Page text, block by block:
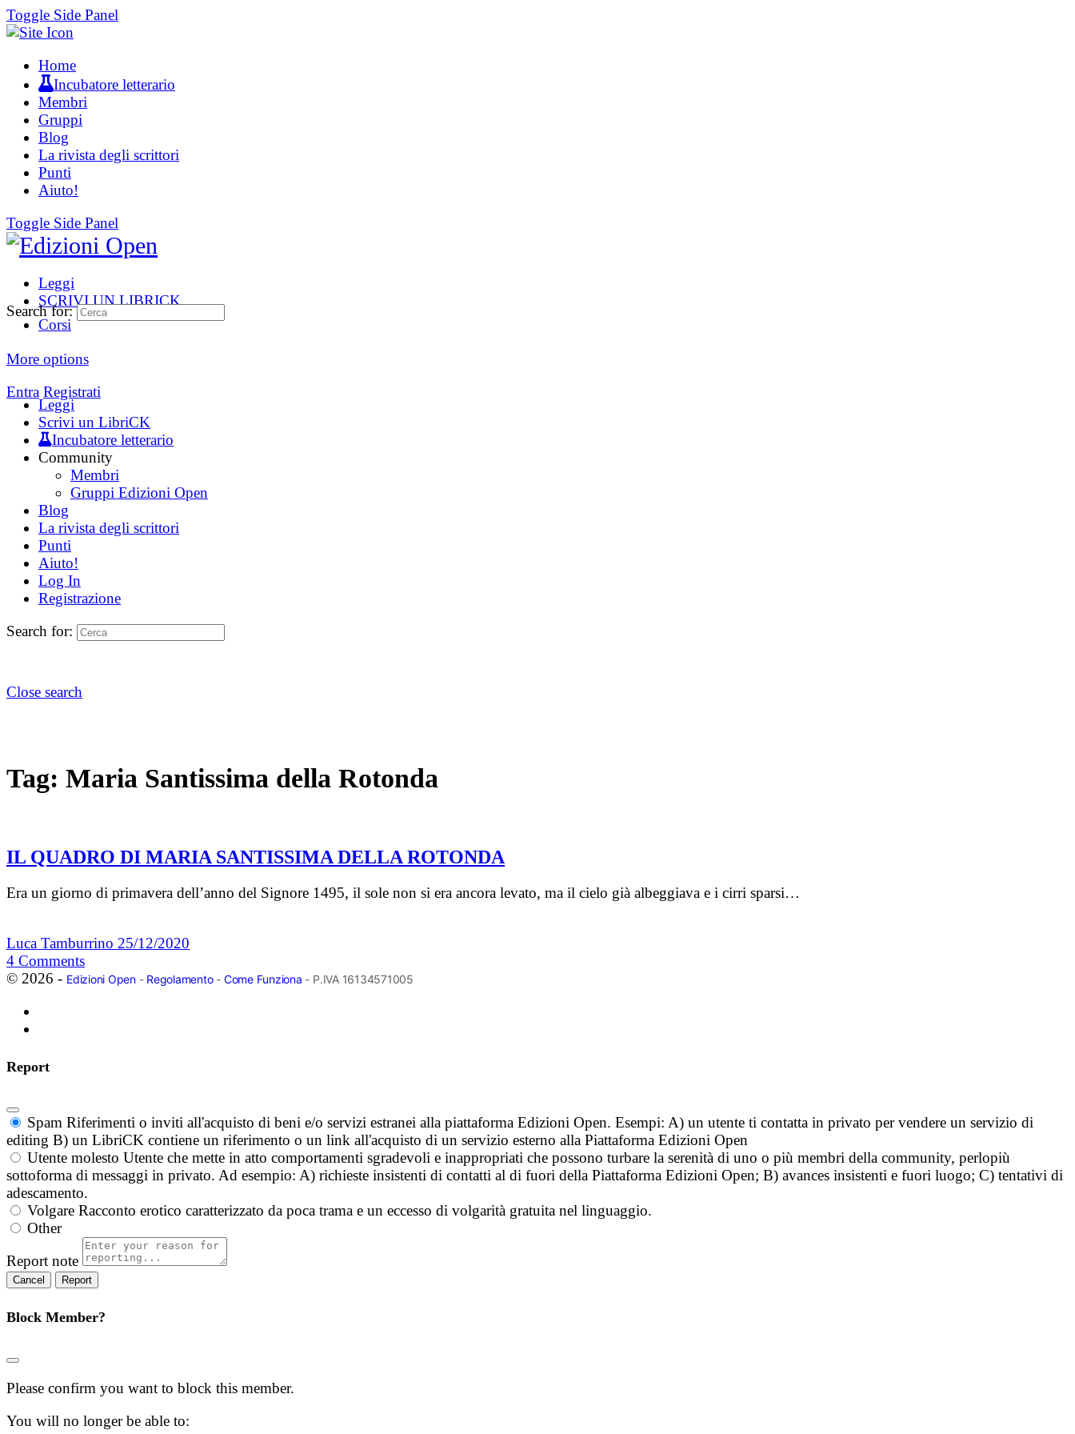
Toggle Side Panel
Home
Incubatore letterario
Membri
Gruppi
Blog
La rivista degli scrittori
Punti
Aiuto!
Toggle Side Panel
Leggi
SCRIVI UN LIBRICK
Corsi
More options
Entra Registrati
Search for:
Leggi
Scrivi un LibriCK
Incubatore letterario
Community
Membri
Gruppi Edizioni Open
Blog
La rivista degli scrittori
Punti
Aiuto!
Log In
Registrazione
Search for:
Close search
Tag: Maria Santissima della Rotonda
IL QUADRO DI MARIA SANTISSIMA DELLA ROTONDA
Era un giorno di primavera dell’anno del Signore 1495, il sole non si era ancora levato, ma il cielo già albeggiava e i cirri sparsi…
Luca Tamburrino 25/12/2020
4 Comments
© 2026 - Edizioni Open- Regolamento- Come Funziona - P.IVA 16134571005
Report
Spam Riferimenti o inviti all'acquisto di beni e/o servizi estranei alla piattaforma Edizioni Open. Esempi: A) un utente ti contatta in privato per vendere un servizio di
editing B) un LibriCK contiene un riferimento o un link all'acquisto di un servizio esterno alla Piattaforma Edizioni Open
Utente molesto Utente che mette in atto comportamenti sgradevoli e inappropriati che possono turbare la serenità di uno o più membri della community, perlopiù
sottoforma di messaggi in privato. Ad esempio: A) richieste insistenti di contatti al di fuori della Piattaforma Edizioni Open; B) avances insistenti e fuori luogo; C) tentativi di
adescamento.
Volgare Racconto erotico caratterizzato da poca trama e un eccesso di volgarità gratuita nel linguaggio.
Other
Report note
Report
Block Member?
Please confirm you want to block this member.
You will no longer be able to: